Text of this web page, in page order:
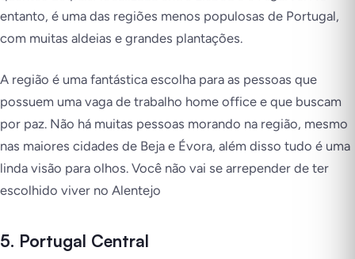
entanto, é uma das regiões menos populosas de Portugal,
com muitas aldeias e grandes plantações.
A região é uma fantástica escolha para as pessoas que
possuem uma vaga de trabalho home office e que buscam
por paz. Não há muitas pessoas morando na região, mesmo
nas maiores cidades de Beja e Évora, além disso tudo é uma
linda visão para olhos. Você não vai se arrepender de ter
escolhido viver no Alentejo
5. Portugal Central